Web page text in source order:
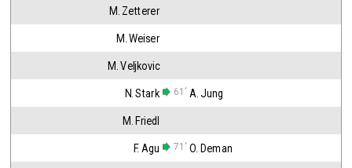
M. Zetterer
M. Weiser
M. Veljkovic
N. Stark 61' A. Jung
M. Friedl
F. Agu 71' O. Deman